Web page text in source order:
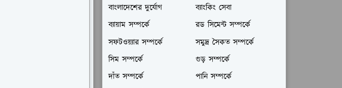
বাংলাদেশের দুর্যোগ
ব্যাংকিং সেবা
ব্যায়াম সম্পর্কে
রড সিমেন্ট সম্পর্কে
সফটওয়্যার সম্পর্কে
সমুদ্র সৈকত সম্পর্কে
সিম সম্পর্কে
গুড় সম্পর্কে
দাঁত সম্পর্কে
পানি সম্পর্কে